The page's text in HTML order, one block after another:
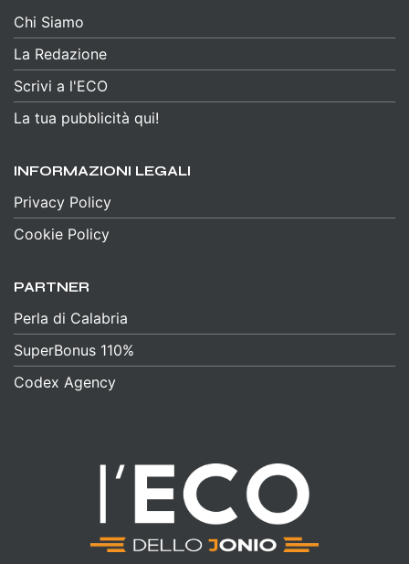
Chi Siamo
La Redazione
Scrivi a l'ECO
La tua pubblicità qui!
INFORMAZIONI LEGALI
Privacy Policy
Cookie Policy
PARTNER
Perla di Calabria
SuperBonus 110%
Codex Agency